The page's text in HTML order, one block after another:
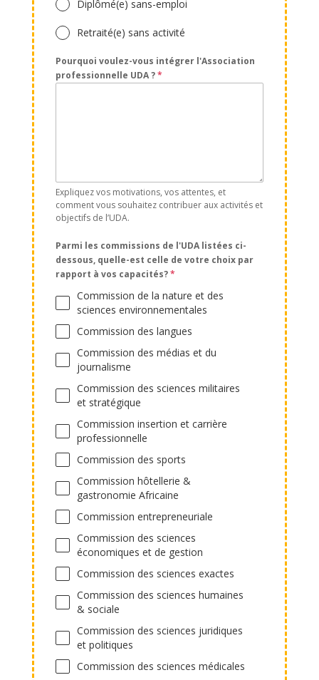
Diplômé(e) sans-emploi
Retraité(e) sans activité
Pourquoi voulez-vous intégrer l'Association
professionnelle UDA ?*
Expliquez vos motivations, vos attentes, et
comment vous souhaitez contribuer aux activités et
objectifs de l’UDA.
Parmi les commissions de l'UDA listées ci-
dessous, quelle-est celle de votre choix par
rapport à vos capacités?*
Commission de la nature et des
sciences environnementales
Commission des langues
Commission des médias et du
journalisme
Commission des sciences militaires
et stratégique
Commission insertion et carrière
professionnelle
Commission des sports
Commission hôtellerie &
gastronomie Africaine
Commission entrepreneuriale
Commission des sciences
économiques et de gestion
Commission des sciences exactes
Commission des sciences humaines
& sociale
Commission des sciences juridiques
et politiques
Commission des sciences médicales